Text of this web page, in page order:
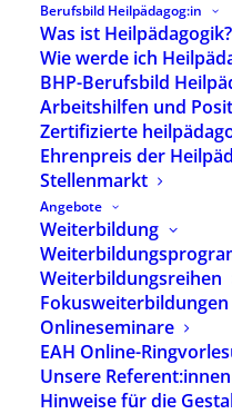
Berufsbild Heilpädagog:in
Was ist Heilpädagogik?
Wie werde ich
BHP-Berufsbild
Arbeitshilfen und
Zertifizierte
Ehrenpreis der
Stellenmarkt
Angebote
Weiterbildung
Weiterbildungsreihen
Fokusweiterbildungen
Onlineseminare
EAH Online-
Unsere Referent:innen
Hinweise für die